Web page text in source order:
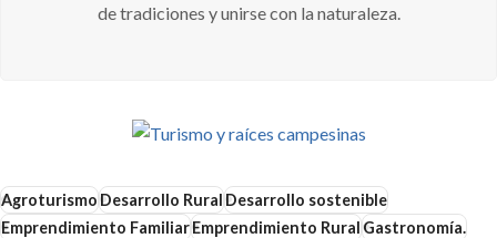
de tradiciones y unirse con la naturaleza.
AgroturismoDesarrollo RuralDesarrollo sostenible
Emprendimiento FamiliarEmprendimiento RuralGastronomía.